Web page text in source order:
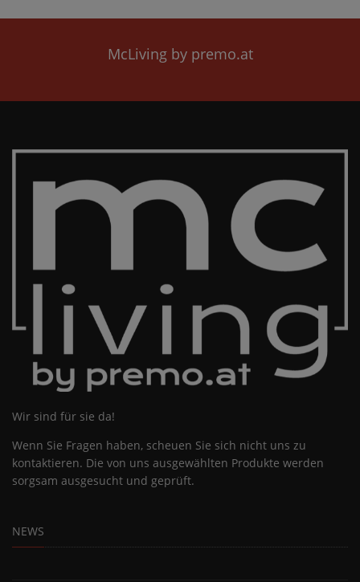
McLiving by premo.at
Wir sind für sie da!
Wenn Sie Fragen haben, scheuen Sie sich nicht uns zu
kontaktieren. Die von uns ausgewählten Produkte werden
sorgsam ausgesucht und geprüft.
NEWS